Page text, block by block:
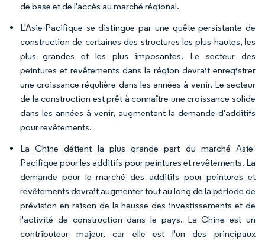
de base et de l'accès au marché régional.
L'Asie-Pacifique se distingue par une quête persistante de
construction de certaines des structures les plus hautes, les
plus grandes et les plus imposantes. Le secteur des
peintures et revêtements dans la région devrait enregistrer
une croissance régulière dans les années à venir. Le secteur
de la construction est prêt à connaître une croissance solide
dans les années à venir, augmentant la demande d'additifs
pour revêtements.
La Chine détient la plus grande part du marché Asie-
Pacifique pour les additifs pour peintures et revêtements. La
demande pour le marché des additifs pour peintures et
revêtements devrait augmenter tout au long de la période de
prévision en raison de la hausse des investissements et de
l'activité de construction dans le pays. La Chine est un
contributeur majeur, car elle est l'un des principaux